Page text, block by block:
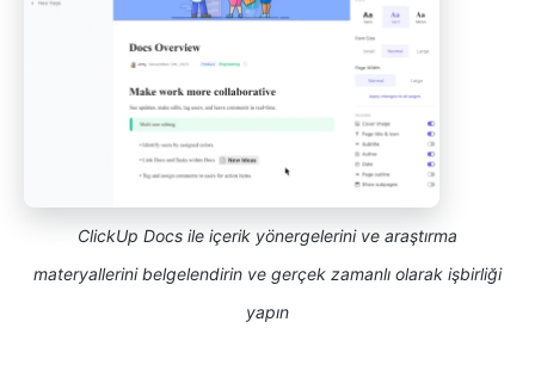
ClickUp Docs ile içerik yönergelerini ve araştırma
materyallerini belgelendirin ve gerçek zamanlı olarak işbirliği
yapın